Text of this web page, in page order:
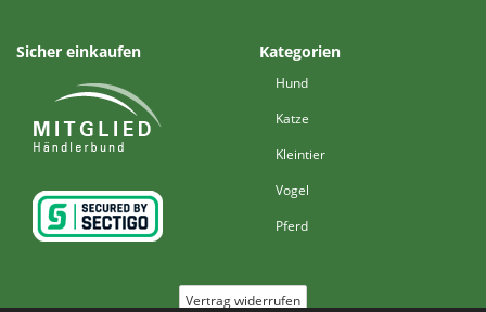
Sicher einkaufen Kategorien
Hund
Katze
Kleintier
Vogel
Pferd
Vertrag widerrufen